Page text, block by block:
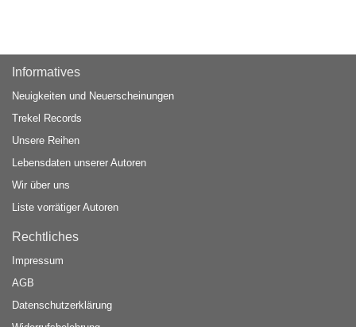
Informatives
Neuigkeiten und Neuerscheinungen
Trekel Records
Unsere Reihen
Lebensdaten unserer Autoren
Wir über uns
Liste vorrätiger Autoren
Rechtliches
Impressum
AGB
Datenschutzerklärung